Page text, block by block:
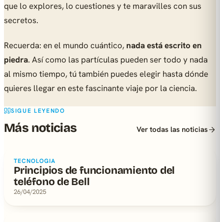
que lo explores, lo cuestiones y te maravilles con sus
secretos.
Recuerda: en el mundo cuántico, nada está escrito en
piedra. Así como las partículas pueden ser todo y nada
al mismo tiempo, tú también puedes elegir hasta dónde
quieres llegar en este fascinante viaje por la ciencia.
SIGUE LEYENDO
Más noticias Ver todas las noticias
TECNOLOGIA
Principios de funcionamiento del
teléfono de Bell
26/04/2025